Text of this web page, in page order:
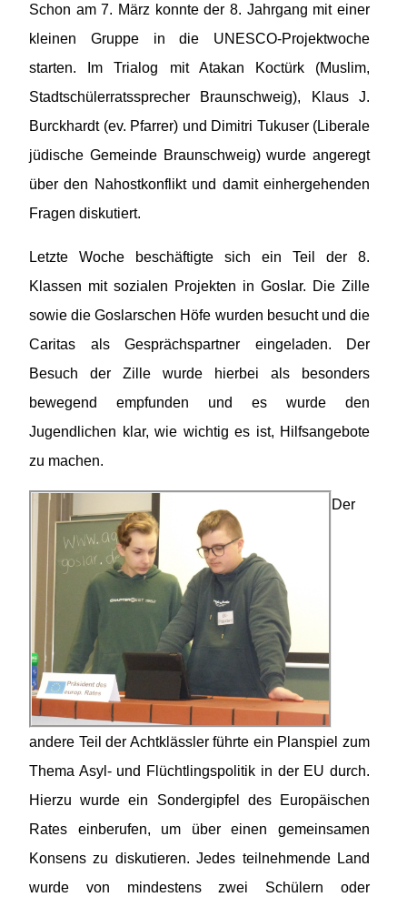
Schon am 7. März konnte der 8. Jahrgang mit einer
kleinen Gruppe in die UNESCO-Projektwoche
starten. Im Trialog mit Atakan Koctürk (Muslim,
Stadtschülerratssprecher Braunschweig), Klaus J.
Burckhardt (ev. Pfarrer) und Dimitri Tukuser (Liberale
jüdische Gemeinde Braunschweig) wurde angeregt
über den Nahostkonflikt und damit einhergehenden
Fragen diskutiert.
Letzte Woche beschäftigte sich ein Teil der 8.
Klassen mit sozialen Projekten in Goslar. Die Zille
sowie die Goslarschen Höfe wurden besucht und die
Caritas als Gesprächspartner eingeladen. Der
Besuch der Zille wurde hierbei als besonders
bewegend empfunden und es wurde den
Jugendlichen klar, wie wichtig es ist, Hilfsangebote
zu machen.
Der
andere Teil der Achtklässler führte ein Planspiel zum
Thema Asyl- und Flüchtlingspolitik in der EU durch.
Hierzu wurde ein Sondergipfel des Europäischen
Rates einberufen, um über einen gemeinsamen
Konsens zu diskutieren. Jedes teilnehmende Land
wurde von mindestens zwei Schülern oder